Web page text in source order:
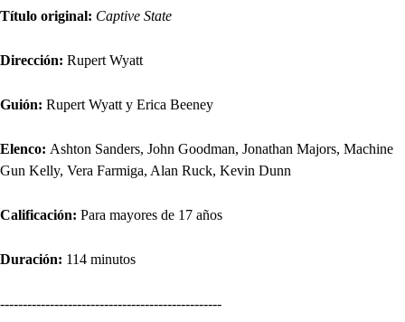
Título original: Captive State
Dirección: Rupert Wyatt
Guión: Rupert Wyatt y Erica Beeney
Elenco: Ashton Sanders, John Goodman, Jonathan Majors, Machine
Gun Kelly, Vera Farmiga, Alan Ruck, Kevin Dunn
Calificación: Para mayores de 17 años
Duración: 114 minutos
-------------------------------------------------